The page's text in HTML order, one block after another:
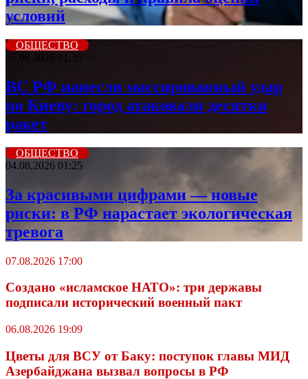
условий
ОБЩЕСТВО
05.08.2026 01:35
ВС РФ нанесли массированный удар
по Киеву: город атаковали десятки
ракет
ОБЩЕСТВО
04.08.2026 01:25
За красивыми цифрами — новые
риски: в РФ нарастает экологическая
тревога
07.08.2026 17:00
Создано «исламское НАТО»: три державы
подписали исторический военный пакт
06.08.2026 19:09
Цветы для ВСУ от Баку: поступок главы МИД
Азербайджана вызвал вопросы в РФ